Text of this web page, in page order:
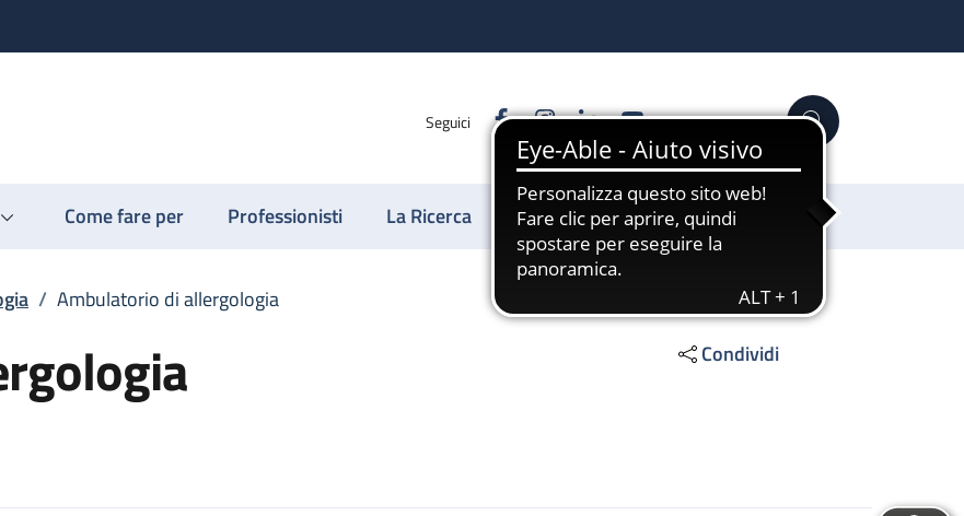
Seguici FacebookInstagram
LinkedinYouTube Cerca
Come fare per Professionisti La Ricerca Sostienici
/ Ambulatorio di allergologia
Condividi